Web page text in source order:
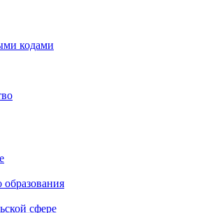
кодами
образования
сфере